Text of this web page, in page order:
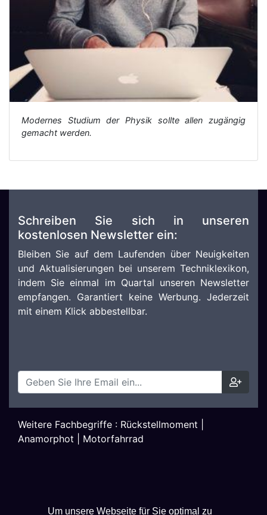
Um unsere Webseite für Sie optimal zu
Modernes Studium der Physik sollte allen zugängig
gemacht werden.
Schreiben Sie sich in unseren
kostenlosen Newsletter ein:
Bleiben Sie auf dem Laufenden über Neuigkeiten
und Aktualisierungen bei unserem Techniklexikon,
indem Sie einmal im Quartal unseren Newsletter
empfangen. Garantiert keine Werbung. Jederzeit
mit einem Klick abbestellbar.
Weitere Fachbegriffe : Rückstellmoment
Anamorphot
Motorfahrrad